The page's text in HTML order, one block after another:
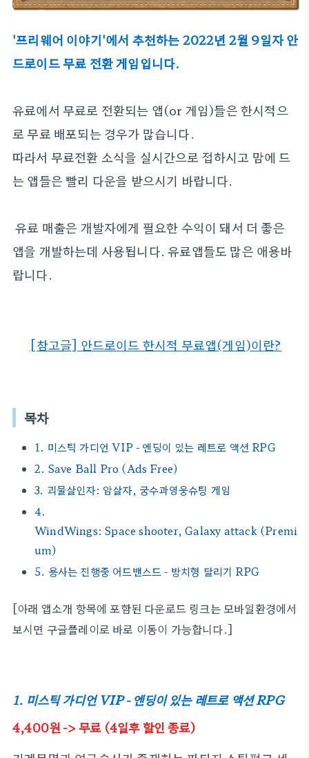
'프리웨어 이야기'에서 추천하는 2022년 2월 9일자 안
드로이드 무료 전환 게임입니다.
유료에서 무료로 전환되는 앱(or 게임)들은 한시적으
로 무료 배포되는 경우가 많습니다.
따라서 무료전환 소식을 실시간으로 접하시고 맘에 드
는 앱들은 빨리 다운을 받으시기 바랍니다.
유료 매출은 개발자에게 필요한 수익이 돼서 더 좋은
앱을 개발하는데 사용됩니다. 유료앱들도 많은 애용바
랍니다.
[참고글] 안드로이드 한시적 무료앱(게임)이란?
목차
1. 미스틱 가디언 VIP - 엔딩이 있는 레트로 액션 RPG
2. Save Ball Pro (Ads Free)
3. 괴물살인자: 암살자, 궁수과영웅슈팅 게임
4.
WindWings: Space shooter, Galaxy attack (Premi
um)
5. 용사는 진행중 어드밴스드 - 방치형 달리기 RPG
[아래 앱소개 항목에 포함된 다운로드 링크는 모바일환경에서
보시면 구글플레이로 바로 이동이 가능합니다.]
1. 미스틱 가디언 VIP - 엔딩이 있는 레트로 액션 RPG
4,400원 -> 무료 (4일후 할인 종료)